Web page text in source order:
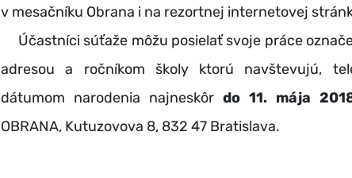
v mesačníku Obrana i na rezortnej internetovej
Účastníci súťaže môžu posielať svoje práce
adresou a ročníkom školy ktorú navštevujú,
dátumom narodenia najneskôr do 11. mája
OBRANA, Kutuzovova 8, 832 47 Bratislava.